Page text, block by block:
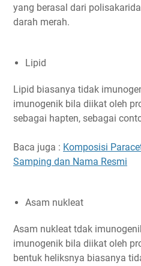
yang berasal dari
darah merah.
Lipid
Lipid biasanya tidak
imunogenik bila diikat oleh
sebagai hapten, sebagai
Baca juga : Komposisi
Samping dan Nama Resmi
Asam nukleat
Asam nukleat tdak
imunogenik bila diikat oleh
bentuk heliksnya biasanya